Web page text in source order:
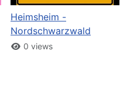
Heimsheim -
Nordschwarzwald
0 views